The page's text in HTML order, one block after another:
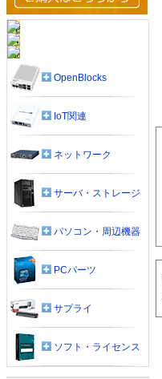
OpenBlocks
IoT関連
ネットワーク
サーバ・ストレージ
パソコン・周辺機器
PCパーツ
サプライ
ソフト・ライセンス